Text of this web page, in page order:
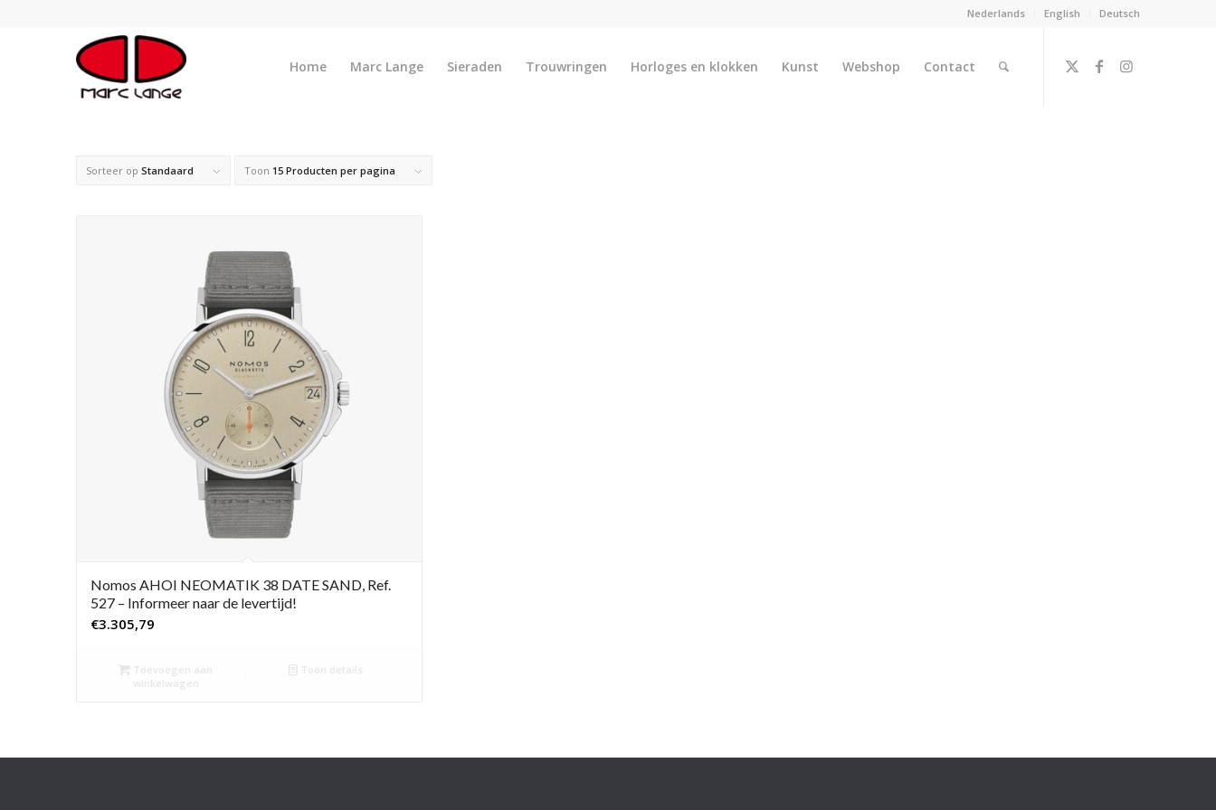
Nederlands English Deutsch
Home Marc Lange Sieraden Trouwringen Horloges en klokken Kunst Webshop Contact
Sorteer op Standaard Toon 15 Producten per pagina
Nomos AHOI NEOMATIK 38 DATE SAND, Ref.
527 – Informeer naar de levertijd!
€3.305,79
Toevoegen aan
winkelwagen
Toon details